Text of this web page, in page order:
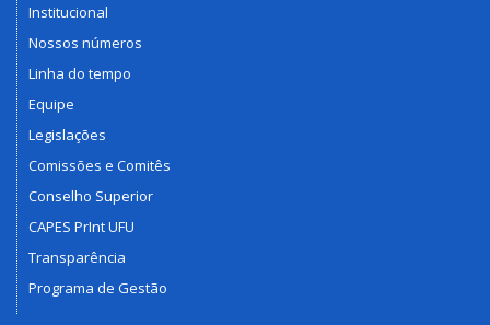
Institucional
Nossos números
Linha do tempo
Equipe
Legislações
Comissões e Comitês
Conselho Superior
CAPES PrInt UFU
Transparência
Programa de Gestão